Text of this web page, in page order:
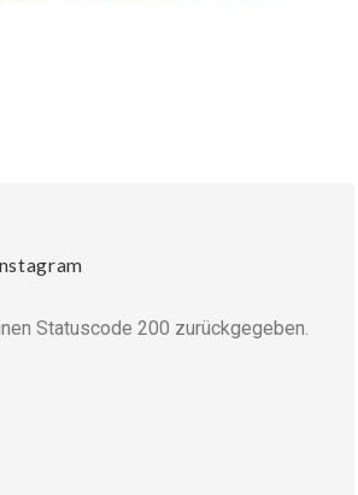
Statuscode 200 zurückgegeben.